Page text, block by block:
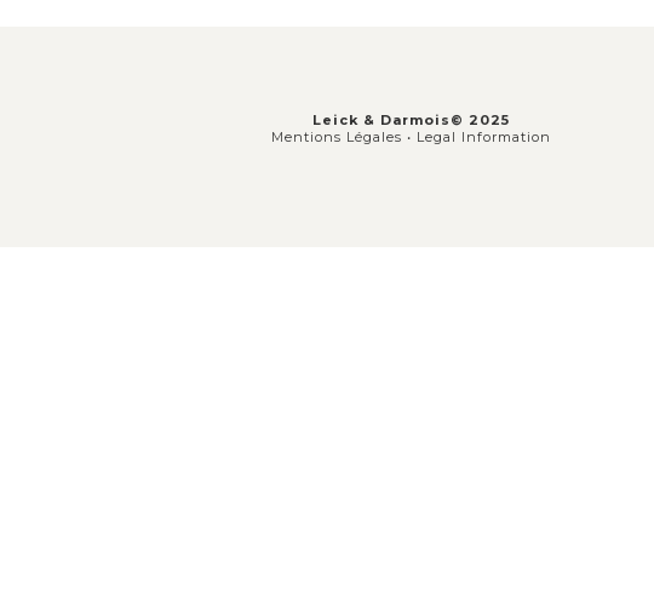
Leick & Darmois© 2025
Mentions Légales • Legal Information